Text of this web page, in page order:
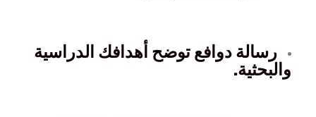
رسالة دوافع توضح أهدافك الدراسية
والبحثية.